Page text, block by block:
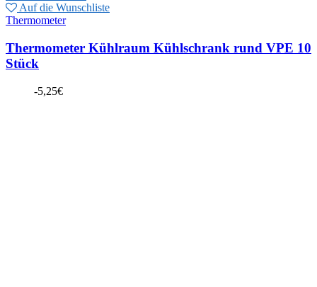
Auf die Wunschliste
Thermometer
Thermometer Kühlraum Kühlschrank rund VPE 10
Stück
-5,25€